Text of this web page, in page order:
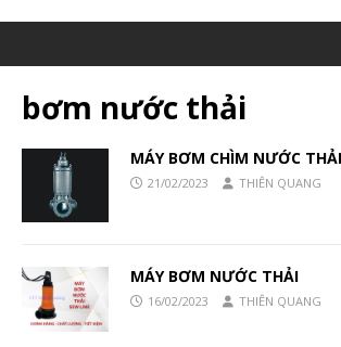
bơm nước thải
MÁY BƠM CHÌM NƯỚC THẢI
21/02/2023 THIÊN QUANG
MÁY BƠM NƯỚC THẢI
16/02/2023 THIÊN QUANG